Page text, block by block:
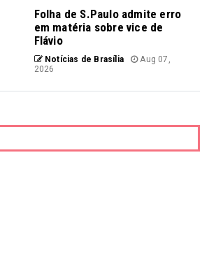
Folha de S.Paulo admite erro
em matéria sobre vice de
Flávio
Notícias de Brasília
Aug 07,
2026